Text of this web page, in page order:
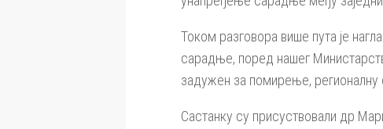
Током разговора више пута је
сарадње, поред нашег
задужен за помирење,
Састанку су присуствовали др